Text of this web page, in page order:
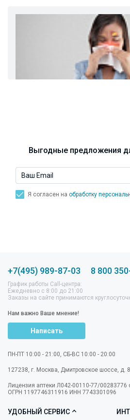
Ларингит: все о ларингите и
спасти свой голос.
Выгодные предложения
Я согласен на обработку
+7(495) 989-87-03 8 800
График работы Call-центра:
Ежедневно с 8:00 до 21:00
Заказы на сайте принимаются
Нам важно Ваше мнение!
Написать
ПН-ПТ 10:00 - 21:00, СБ-ВС 10:00 - 20:00
127238 г. Москва Дмитровское шоссе, д.
Лицензия аптеки Л042-00110-77/00283776
ОГРН 1197746311916 ИНН 7743301096
УДОБНЫЙ СЕРВИС